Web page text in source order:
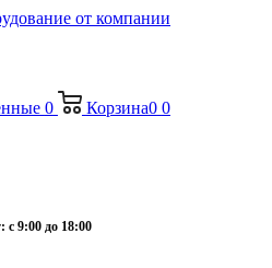
0 Корзина0 0
9:00 до 18:00